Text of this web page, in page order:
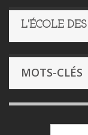
L'ÉCOLE
MOTS-CLÉS